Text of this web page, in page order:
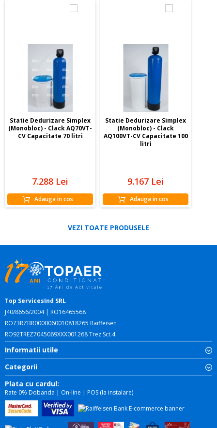
Statie Dedurizare Simplex
(Monobloc) - Clack AQ70VT-
CV Capacitate 70 litri
7.288 Lei
Adauga in cos
Statie Dedurizare Simplex
(Monobloc) - Clack
AQ100VT-CV Capacitate 100
litri
9.167 Lei
Adauga in cos
VEZI TOATE PRODUSELE
Top ServicesInd SRL
J40/8656/2004 | RO16465568
RO73RZBR0000060010818265 Raiffeisen
RO92TREZ7045069XXX001268 Trez Sct.4
Informatii utile
Categorii
Plata cu cardul:
Rate 0% Dobanda | On-line | POS (la instalare)